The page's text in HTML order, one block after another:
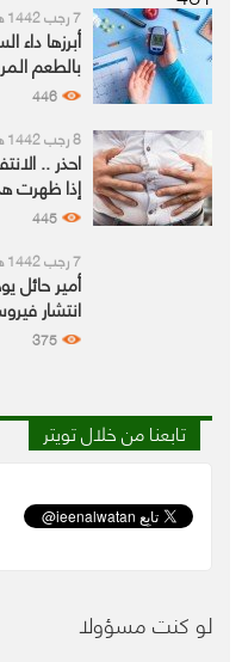
7 رجب 1442 هـ - 19 فبراير 2021 م
أبرزها
بالطعم المر
446
8 رجب 1442 هـ - 20 فبراير 2021 م
احذر ..
إذا ظهرت
445
7 رجب 1442 هـ - 19 فبراير 2021 م
أمير حائل
انتشار
375
تابعنا من خلال تويتر
لو كنت مسؤولا